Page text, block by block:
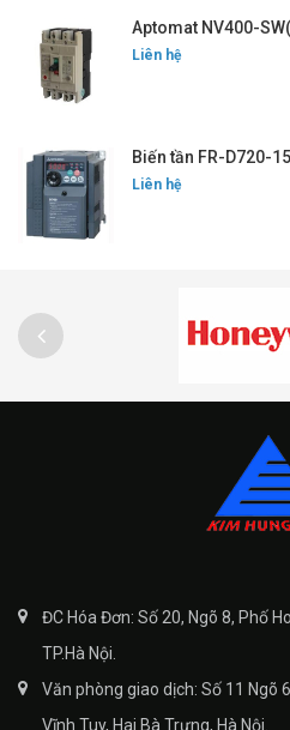
Aptomat NV400-
Liên hệ
Biến tần FR-D720-
Liên hệ
ĐC Hóa Đơn: Số 20, Ngõ 8, Phố
TP.Hà Nội.
Văn phòng giao dịch: Số 11 Ngõ
Vĩnh Tuy, Hai Bà Trưng, Hà Nội.